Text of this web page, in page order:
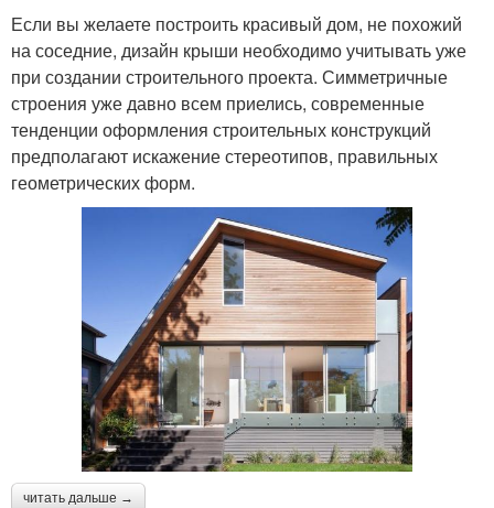
Если вы желаете построить красивый дом, не похожий
на соседние, дизайн крыши необходимо учитывать уже
при создании строительного проекта. Симметричные
строения уже давно всем приелись, современные
тенденции оформления строительных конструкций
предполагают искажение стереотипов, правильных
геометрических форм.
читать дальше →